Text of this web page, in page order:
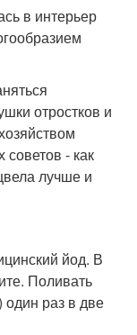
в интерьер
отростков и
- как
лучше и
йод. В
Поливать
один раз в две